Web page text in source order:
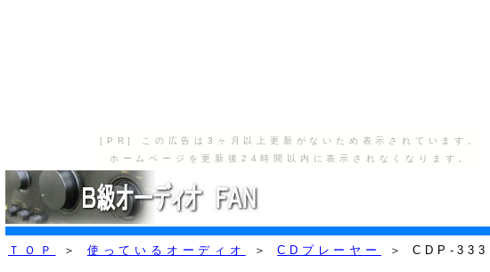
[PR] この広告は3ヶ月以上更新がないため表示されています。
ホームページを更新後24時間以内に表示されなくなります。
ＴＯＰ ＞ 使っているオーディオ ＞CDプレーヤー ＞ CDP-